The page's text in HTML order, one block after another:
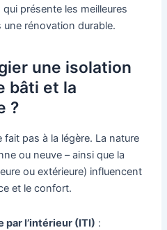
présente les meilleures
une rénovation durable.
une isolation
bâti et la
?
fait pas à la légère. La nature
ou neuve – ainsi que la
ou extérieure) influencent
et le confort.
par l’intérieur (ITI) :